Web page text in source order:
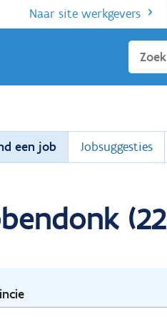
Naar site werkgevers
Sluiten
een job Jobsuggesties